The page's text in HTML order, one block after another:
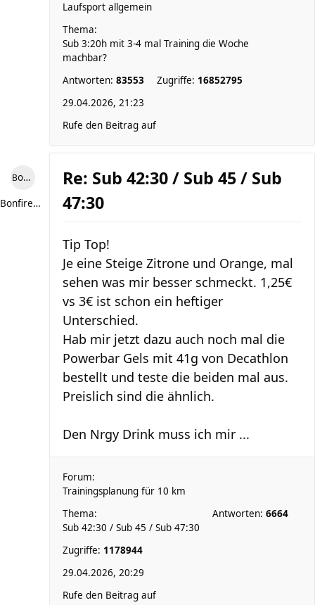
Laufsport allgemein
Thema:
Sub 3:20h mit 3-4 mal Training die Woche
machbar?
Antworten: 83553 Zugriffe: 16852795
29.04.2026, 21:23
Rufe den Beitrag auf
Bonfire307
Bonfire307
Re: Sub 42:30 / Sub 45 / Sub
47:30
Tip Top!
Je eine Steige Zitrone und Orange, mal
sehen was mir besser schmeckt. 1,25€
vs 3€ ist schon ein heftiger
Unterschied.
Hab mir jetzt dazu auch noch mal die
Powerbar Gels mit 41g von Decathlon
bestellt und teste die beiden mal aus.
Preislich sind die ähnlich.
Den Nrgy Drink muss ich mir ...
Forum:
Trainingsplanung für 10 km
Thema:
Sub 42:30 / Sub 45 / Sub 47:30
Antworten: 6664
Zugriffe: 1178944
29.04.2026, 20:29
Rufe den Beitrag auf